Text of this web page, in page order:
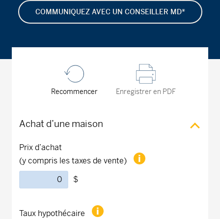
COMMUNIQUEZ AVEC UN CONSEILLER MD*
Recommencer Enregistrer en PDF
Achat d’une maison
Prix d’achat
(y compris les taxes de vente)
$
Taux hypothécaire